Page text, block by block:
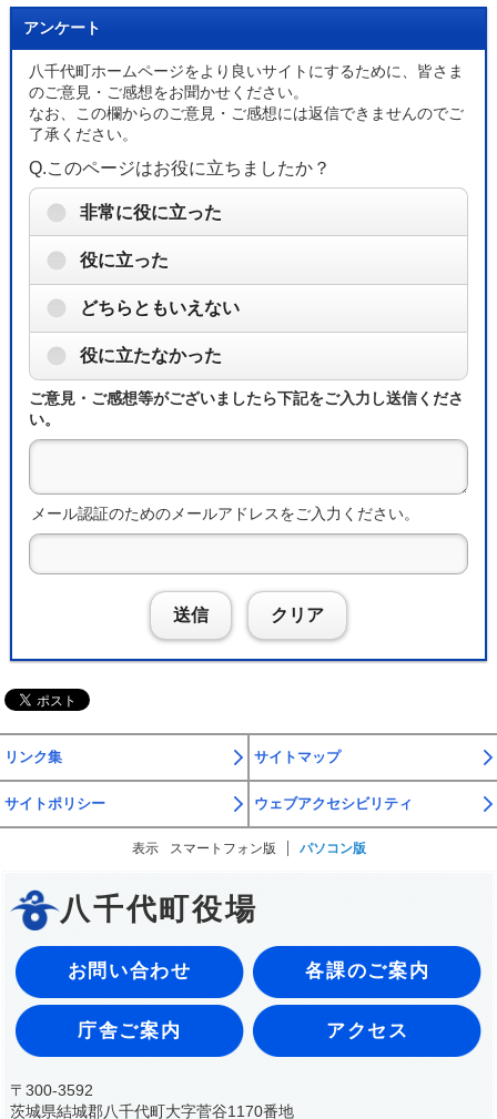
アンケート
八千代町ホームページをより良いサイトにするために、皆さま
のご意見・ご感想をお聞かせください。
なお、この欄からのご意見・ご感想には返信できませんのでご
了承ください。
Q.このページはお役に立ちましたか？
非常に役に立った
役に立った
どちらともいえない
役に立たなかった
ご意見・ご感想等がございましたら下記をご入力し送信くださ
い。
メール認証のためのメールアドレスをご入力ください。
送信 クリア
リンク集 サイトマップ
サイトポリシー ウェブアクセシビリティ
表示 スマートフォン版 パソコン版
八千代町役場
お問い合わせ 各課のご案内
庁舎ご案内 アクセス
〒300-3592
茨城県結城郡八千代町大字菅谷1170番地